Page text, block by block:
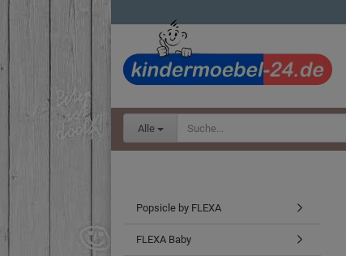
Alle
Popsicle by FLEXA
FLEXA Baby